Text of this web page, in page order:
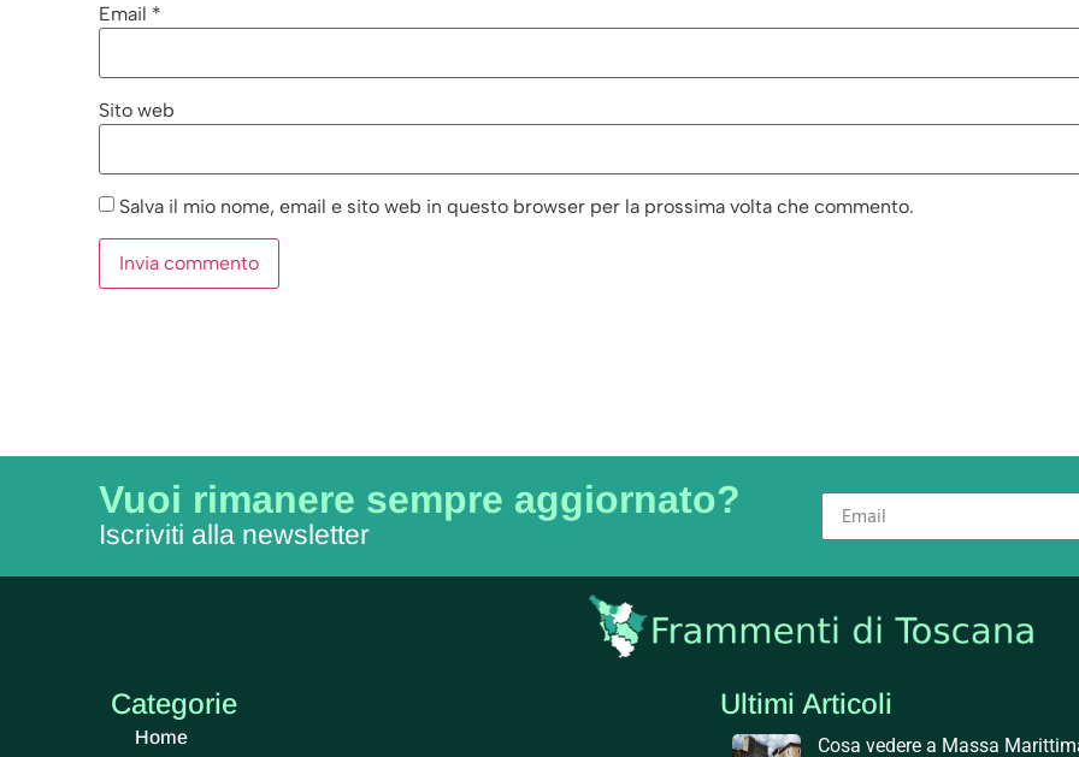
Email *
Sito web
Salva il mio nome, email e sito web in questo browser per la prossima volta che commento.
Vuoi rimanere sempre aggiornato?
Iscriviti alla newsletter
Categorie
Home
Ultimi Articoli
Cosa vedere a Massa